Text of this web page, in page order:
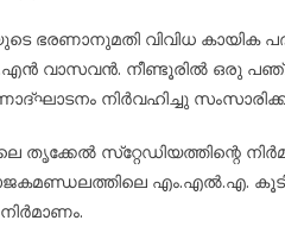
ഭരണാനുമതി വിവിധ കായിക
വാസവൻ. നീണ്ടൂരിൽ ഒരു
നിർവഹിച്ചു
തൃക്കേൽ സ്‌റ്റേഡിയത്തിന്റെ
എം.എൽ.എ.